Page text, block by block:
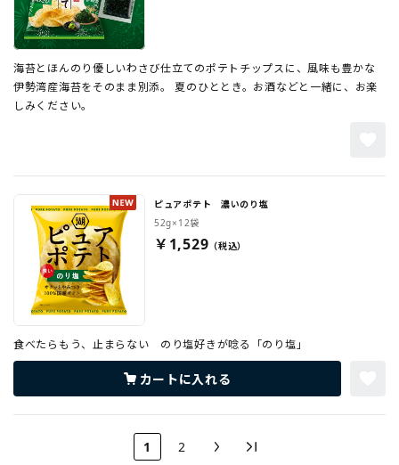
海苔とほんのり優しいわさび仕立てのポテトチップスに、風味も豊かな
伊勢湾産海苔をそのまま別添。 夏のひととき。お酒などと一緒に、お楽
しみください。
ピュアポテト 濃いのり塩
52g×12袋
￥1,529
食べたらもう、止まらない のり塩好きが唸る「のり塩」
カートに入れる
1 2